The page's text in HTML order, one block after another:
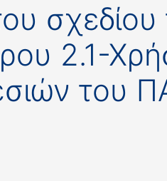
σχεδίου
2.1-
του